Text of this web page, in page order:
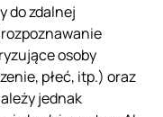
do zdalnej
osoby
płeć, itp.) oraz
jednak